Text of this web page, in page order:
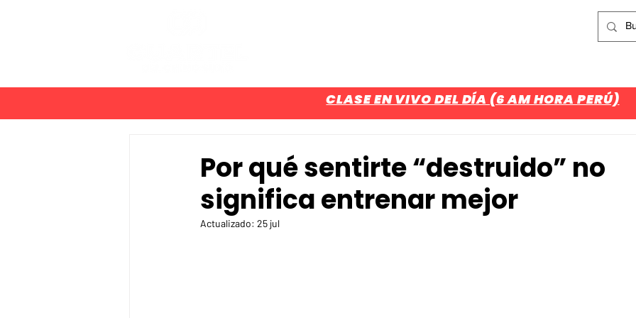
CLASE EN VIVO DEL DÍA (6 AM HORA PERÚ)
Por qué sentirte “destruido” no
significa entrenar mejor
Actualizado: 25 jul